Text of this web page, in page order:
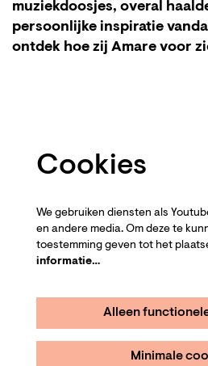
muziekdoosjes, overal
persoonlijke inspiratie
ontdek hoe zij Amare voor
Cookies
We gebruiken diensten als
en andere media. Om deze te
toestemming geven tot het
informatie…
Alleen
Minimale